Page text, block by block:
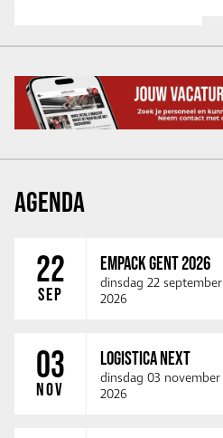
AGENDA
22
SEP
EMPACK GENT 2026
dinsdag 22 september
2026
03
NOV
LOGISTICA NEXT
dinsdag 03 november
2026